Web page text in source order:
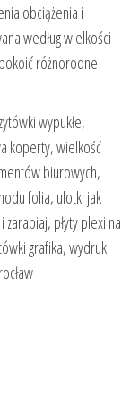
obciążenia i
według wielkości
różnorodne
wypukłe,
koperty, wielkość
biurowych,
folia, ulotki jak
płyty plexi na
grafika, wydruk